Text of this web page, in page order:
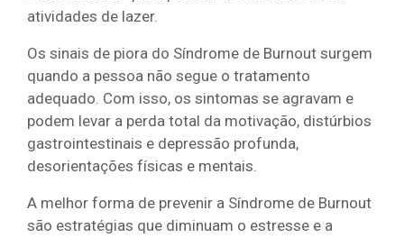
atividades de lazer.
Os sinais de piora do Síndrome de Burnout surgem
quando a pessoa não segue o tratamento
adequado. Com isso, os sintomas se agravam e
podem levar a perda total da motivação, distúrbios
gastrointestinais e depressão profunda,
desorientações físicas e mentais.
A melhor forma de prevenir a Síndrome de Burnout
são estratégias que diminuam o estresse e a